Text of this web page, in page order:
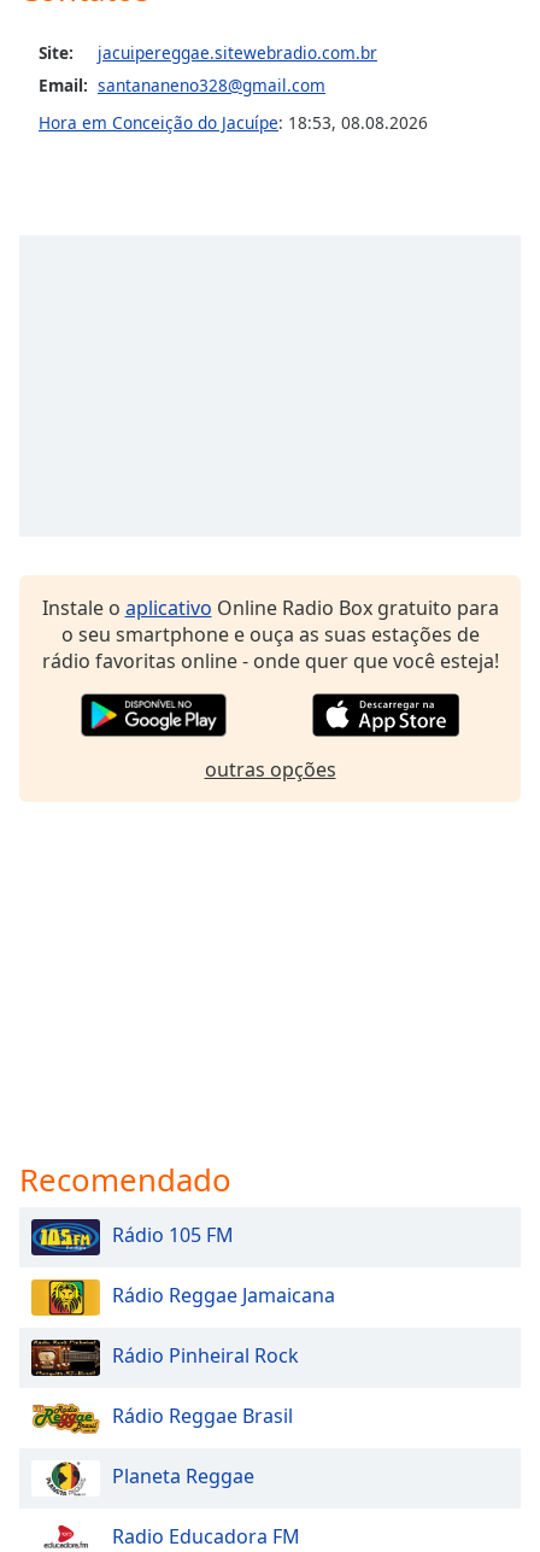
Caption
Area
Done
dialog
Site:
jacuipereggae.sitewebradio.com.br
Email: santananeno328@gmail.com
Hora em Conceição do Jacuípe: 18:53, 08.08.2026
Instale o aplicativo Online Radio Box gratuito para
o seu smartphone e ouça as suas estações de
rádio favoritas online - onde quer que você esteja!
outras opções
Recomendado
Rádio 105 FM
Rádio Reggae Jamaicana
Rádio Pinheiral Rock
Rádio Reggae Brasil
Planeta Reggae
Radio Educadora FM